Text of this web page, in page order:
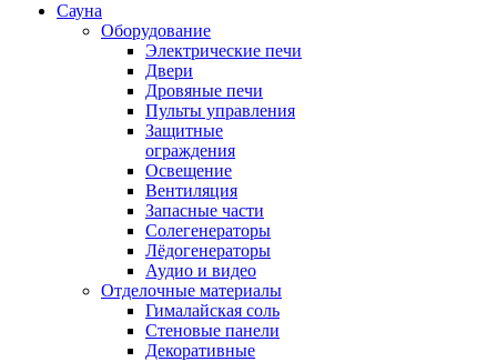
Сауна
Оборудование
Электрические печи
Двери
Дровяные печи
Пульты управления
Защитные
ограждения
Освещение
Вентиляция
Запасные части
Солегенераторы
Лёдогенераторы
Аудио и видео
Отделочные материалы
Гималайская соль
Стеновые панели
Декоративные